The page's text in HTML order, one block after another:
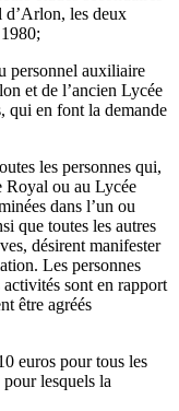
d’Arlon, les deux
personnel auxiliaire
et de l’ancien Lycée
qui en font la demande
les personnes qui,
Royal ou au Lycée
dans l’un ou
que toutes les autres
désirent manifester
Les personnes
sont en rapport
être agréés
euros pour tous les
lesquels la